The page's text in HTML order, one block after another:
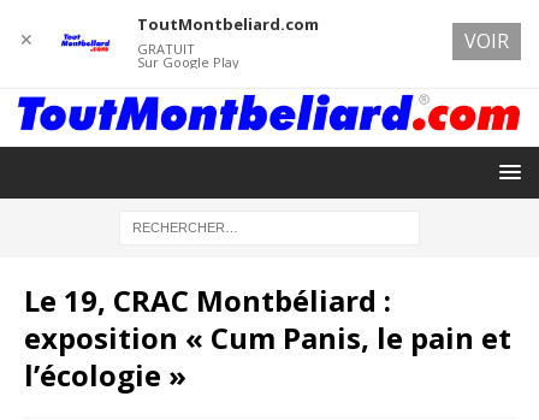
Le 19, CRAC Montbéliard :
exposition « Cum Panis, le pain et
l’écologie »
✕
ToutMontbeliard.com
GRATUIT
Sur Google Play
VOIR